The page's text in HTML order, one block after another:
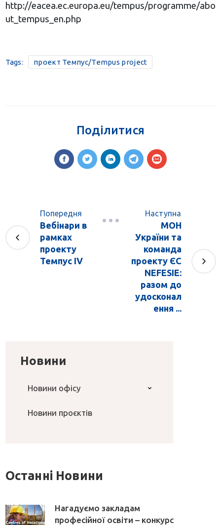
http://eacea.ec.europa.eu/tempus/programme/abo
ut_tempus_en.php
Tags: проект Темпус/Tempus project
Поділитися
Попередня
Вебінари в
рамках
проекту
Темпус IV
Наступна
МОН
України та
команда
проекту ЄС
NEFESIE:
разом до
удосконал
ення ...
Новини
Новини офісу
Новини проєктів
Останні Новини
Нагадуємо закладам
професійної освіти – конкурс